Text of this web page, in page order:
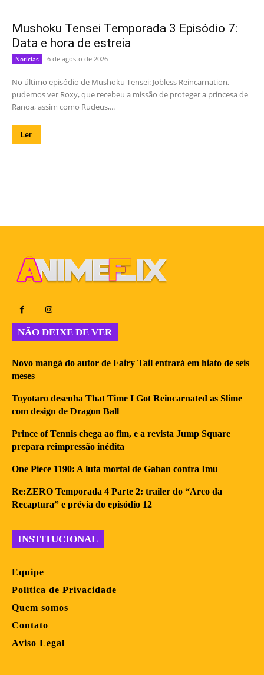
Mushoku Tensei Temporada 3 Episódio 7:
Data e hora de estreia
Notícias 6 de agosto de 2026
No último episódio de Mushoku Tensei: Jobless Reincarnation,
pudemos ver Roxy, que recebeu a missão de proteger a princesa de
Ranoa, assim como Rudeus,...
Ler
NÃO DEIXE DE VER
Novo mangá do autor de Fairy Tail entrará em hiato de seis
meses
Toyotaro desenha That Time I Got Reincarnated as Slime
com design de Dragon Ball
Prince of Tennis chega ao fim, e a revista Jump Square
prepara reimpressão inédita
One Piece 1190: A luta mortal de Gaban contra Imu
Re:ZERO Temporada 4 Parte 2: trailer do “Arco da
Recaptura” e prévia do episódio 12
INSTITUCIONAL
Equipe
Política de Privacidade
Quem somos
Contato
Aviso Legal